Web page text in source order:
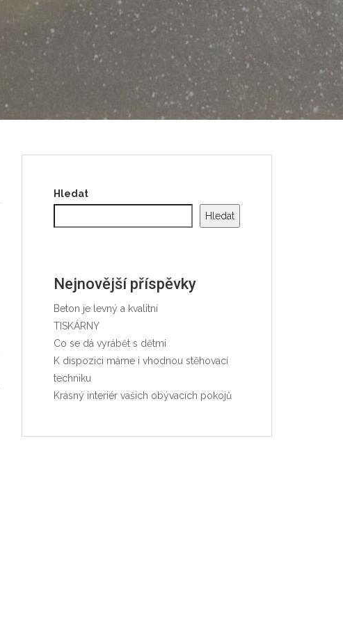
Hledat
Hledat
Nejnovější příspěvky
Beton je levný a kvalitní
TISKÁRNY
Co se dá vyrábět s dětmi
K dispozici máme i vhodnou stěhovací
techniku
Krásný interiér vašich obývacích pokojů